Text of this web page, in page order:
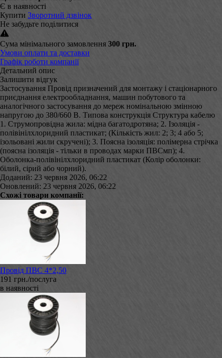
Є в наявності
Купити Зворотний дзвінок
Не забудьте поділитися
Сума мінімального замовлення 300 грн.
Умови оплати та доставки
Графік роботи компанії
Детальний опис
Залишити відгук
Застосування Провід призначений для монтажу і стаціонарного
приєднання електрообладнання, машин побутового та
аналогічного застосування до мереж номінальною змінною
напругою до 380/660 В. Типова конструкція Структура кабелю
1. Струмопровідна жила: мідна багатодротяна; 2. Ізоляція -
полівінілхлоридний пластикат; (Кількість жил: 2; 3; 4 або 5;
ізольовані жили скручені); 3. Поясна ізоляція: полімерна стрічка
(поясна ізоляція - тільки в проводах марки ПВСмп); 4.
Оболонка-полівінілхлоридний пластикат (Колір оболонки:
білий, сірий або чорний).
Доданий: 23 червня 2026, 06:22
Оновлений: 23 червня 2026, 06:22
Схожі товари компанії:
Провід ПВС 4*2,50
191 грн./послуга
в наявності